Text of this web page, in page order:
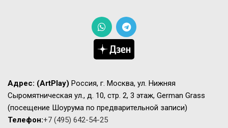
Адрес: (ArtPlay) Россия, г. Москва, ул. Нижняя
Сыромятническая ул., д. 10, стр. 2, 3 этаж, German Grass
(посещение Шоурума по предварительной записи)
Телефон:+7 (495) 642-54-25